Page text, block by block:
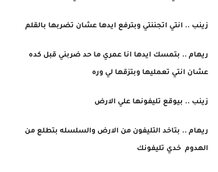
زينب .. انتي اتجننتي وبترفع ايدها عشان تضربها بالقلم
ريهام .. بتمسك ايدها انا عمري ما حد ضربني قبل كده
عشان انتي تعمليها وبتزقها لي وره
زينب .. بيوقع تليفونها علي الارض
ريهام .. بتاخد التليفون من الارض والسلسله بتطلع من
الهدوم خدي تليفونك